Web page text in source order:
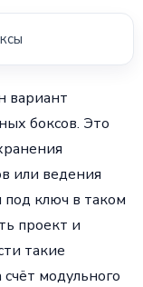
вариант
боксов. Это
или ведения
ключ в таком
проект и
такие
модульного